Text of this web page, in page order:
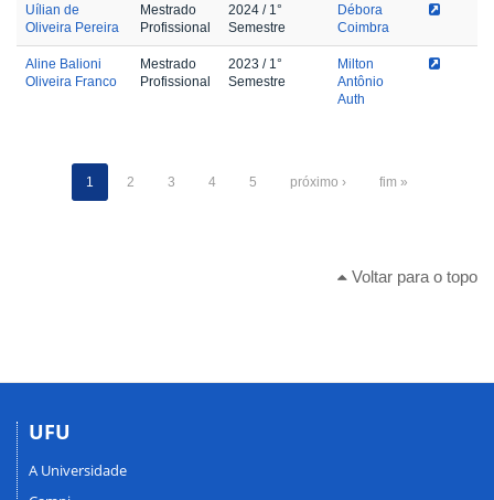
Uílian de
Oliveira Pereira
Mestrado
Profissional
2024 / 1°
Semestre
Débora
Coimbra
Aline Balioni
Oliveira Franco
Mestrado
Profissional
2023 / 1°
Semestre
Milton
Antônio
Auth
1 2 3 4 5 próximo › fim »
Voltar para o topo
UFU
A Universidade